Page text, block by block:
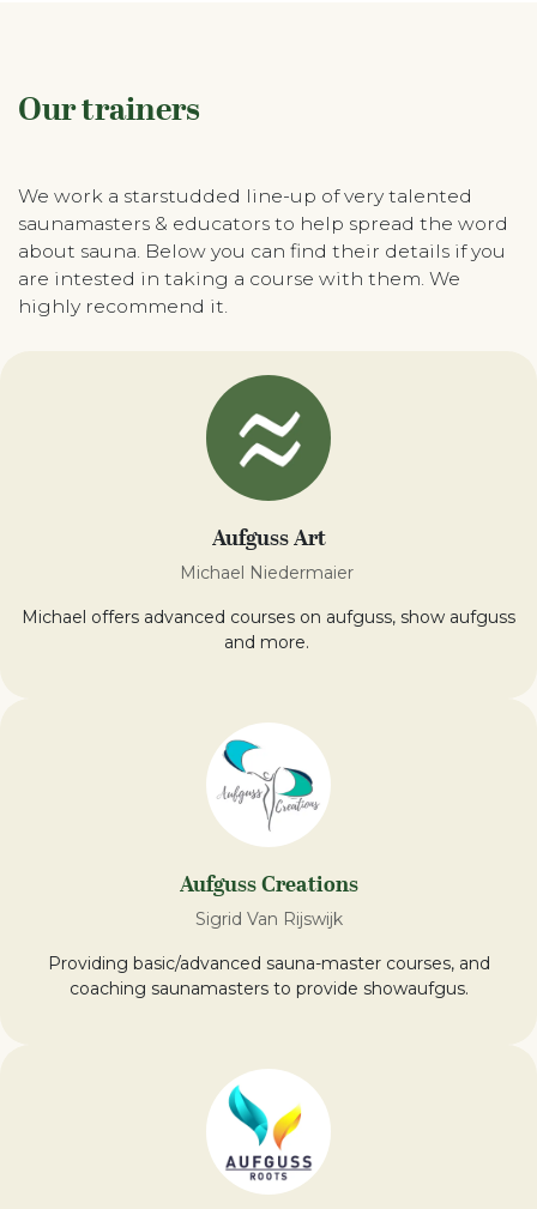
Our trainers
We work a starstudded line-up of very talented
saunamasters & educators to help spread the word
about sauna. Below you can find their details if you
are intested in taking a course with them. We
highly recommend it.
Aufguss Art
Michael Niedermaier
Michael offers advanced courses on aufguss, show aufguss
and more.
Aufguss Creations
Sigrid Van Rijswijk
Providing basic/advanced sauna-master courses, and
coaching saunamasters to provide showaufgus.